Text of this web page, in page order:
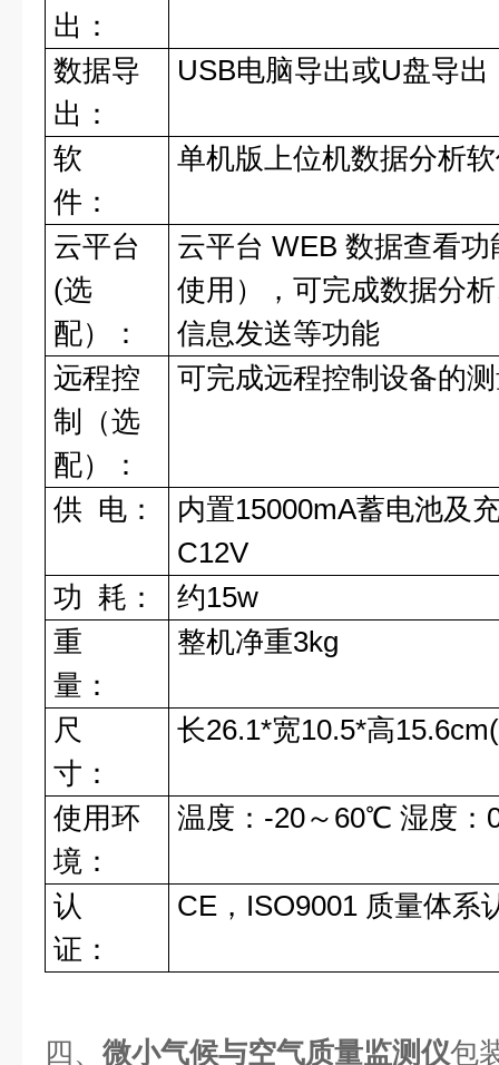
出：
数据导
出：
USB电脑导出或U盘导出
软
件：
单机版上位机数据分析
云平台
(选
配）：
云平台 WEB 数据查看功
使用），可完成数据分
信息发送等功能
远程控
制（选
配）：
可完成远程控制设备的
供 电： 内置15000mA蓄电池及
C12V
功 耗： 约15w
重
量：
整机净重3kg
尺
寸：
长26.1*宽10.5*高15.6cm(
使用环
境：
温度： -20～ 60℃ 湿度：
认
证：
CE ， ISO9001 质量体系
四、 微小气候与空气质量监测仪包